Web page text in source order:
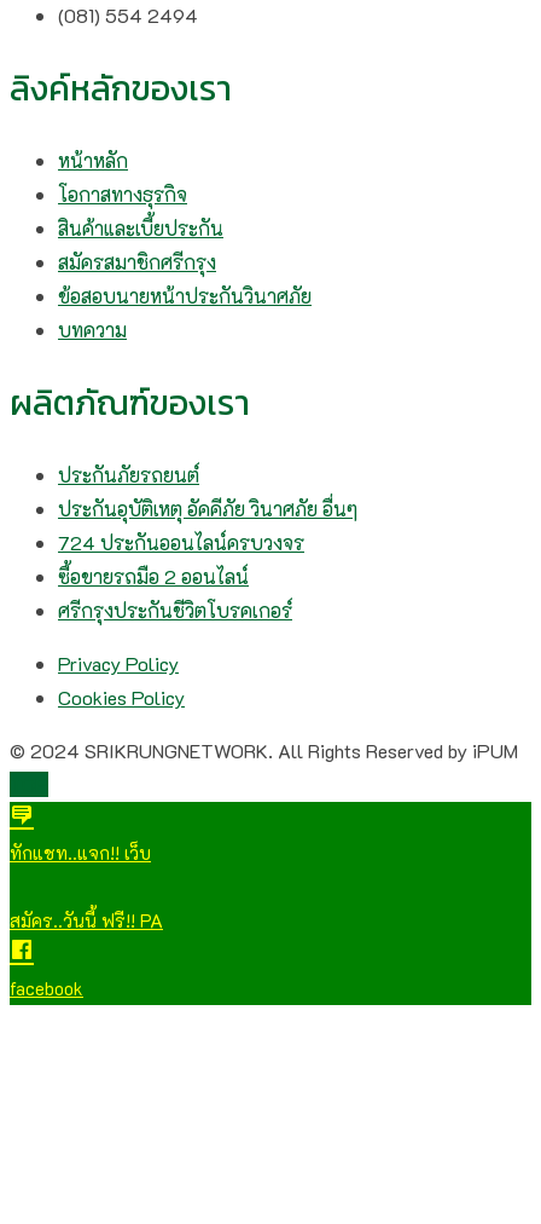
(081) 554 2494​
ลิงค์หลักของเรา
หน้าหลัก
โอกาสทางธุรกิจ
สินค้าและเบี้ยประกัน
สมัครสมาชิกศรีกรุง
ข้อสอบนายหน้าประกันวินาศภัย
บทความ
ผลิตภัณฑ์ของเรา
ประกันภัยรถยนต์
ประกันอุบัติเหตุ อัคคีภัย วินาศภัย อื่นๆ
724 ประกันออนไลน์ครบวงจร
ซื้อขายรถมือ 2 ออนไลน์
ศรีกรุงประกันชีวิตโบรคเกอร์
Privacy Policy
Cookies Policy
© 2024 SRIKRUNGNETWORK. All Rights Reserved by iPUM
ทักแชท..แจก!! เว็บ
สมัคร..วันนี้ ฟรี!! PA
facebook